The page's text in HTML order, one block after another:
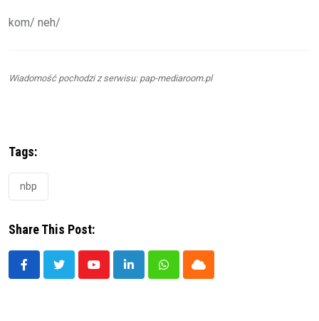
kom/ neh/
Wiadomość pochodzi z serwisu: pap-mediaroom.pl
Tags:
nbp
Share This Post:
YoutubeLinkedInWhatsappCloud